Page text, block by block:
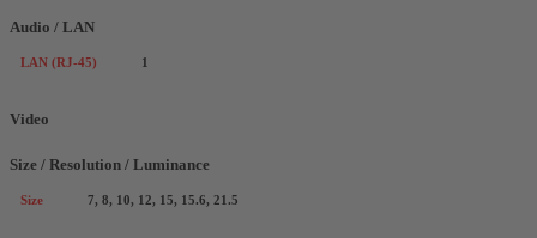
Audio / LAN
LAN (RJ-45) 1
Video
Size / Resolution / Luminance
Size 7, 8, 10, 12, 15, 15.6, 21.5